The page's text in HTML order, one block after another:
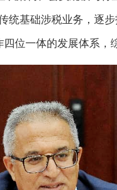
基础涉税业务，逐
位一体的发展体系，